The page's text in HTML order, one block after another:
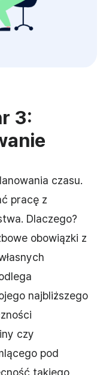
3:
czasu.
pracę z
Dlaczego?
obowiązki z
najbliższego
czy
pod
takiego